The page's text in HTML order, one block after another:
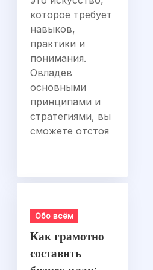
которое требует
навыков,
практики и
понимания.
Овладев
основными
принципами и
стратегиями, вы
сможете отстоя
Обо всём
Как грамотно
составить